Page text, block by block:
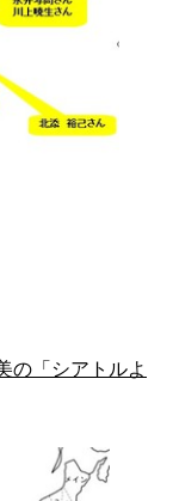
の「シアトルよ